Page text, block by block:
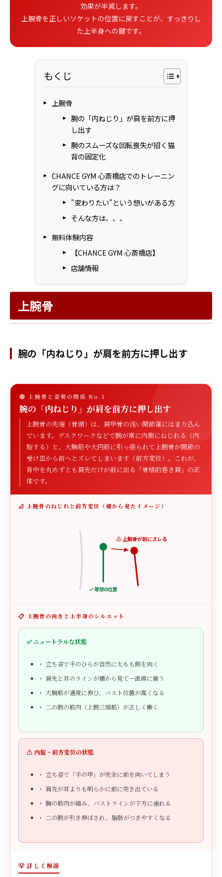
効果が半減します。
上腕骨を正しいソケットの位置に戻すことが、すっきりし
た上半身への鍵です。
もくじ
上腕骨
腕の「内ねじり」が肩を前方に押
し出す
腕のスムーズな回転喪失が招く猫
背の固定化
CHANCE GYM 心斎橋店でのトレーニン
グに向いている方は？
”変わりたい”という想いがある方
そんな方は、、、
無料体験内容
【CHANCE GYM 心斎橋店】
店舗情報
上腕骨
腕の「内ねじり」が肩を前方に押し出す
🔴 上腕骨と姿勢の関係 No.1
腕の「内ねじり」が肩を前方に押し出す
上腕骨の先端（骨頭）は、肩甲骨の浅い関節窩にはまり込ん
でいます。デスクワークなどで腕が常に内側にねじれる（内
旋する）と、大胸筋や大円筋に引っ張られて上腕骨が関節の
受け皿から前へとズレてしまいます（前方変位）。これが、
背中を丸めずとも肩先だけが前に出る「骨格的巻き肩」の正
体です。
📐 上腕骨のねじれと前方変位（横から見たイメージ）
✅ 理想の位置
⚠️ 上腕骨が前にズレる
📋 上腕骨の向きと上半身のシルエット
✅ ニュートラルな状態
立ち姿で手のひらが自然に太もも側を向く
肩先と耳のラインが横から見て一直線に揃う
大胸筋が適度に伸び、バスト位置が高くなる
二の腕の筋肉（上腕三頭筋）が正しく働く
⚠️ 内旋・前方変位の状態
立ち姿で「手の甲」が完全に前を向いてしまう
肩先が耳よりも明らかに前に突き出ている
胸の筋肉が縮み、バストラインが下方に垂れる
二の腕が引き伸ばされ、脂肪がつきやすくなる
💡 詳しく解説